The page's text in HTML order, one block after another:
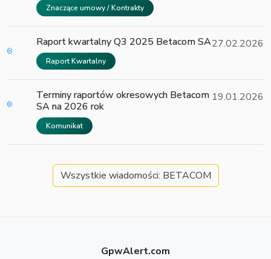
Znaczące umowy / Kontrakty
Raport kwartalny Q3 2025 Betacom SA
Raport Kwartalny
27.02.2026
Terminy raportów okresowych Betacom
SA na 2026 rok
Komunikat
19.01.2026
Wszystkie wiadomości: BETACOM
GpwAlert.com